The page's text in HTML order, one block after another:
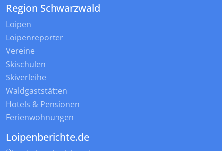
Region Schwarzwald
Loipen
Loipenreporter
Vereine
Skischulen
Skiverleihe
Waldgaststätten
Hotels & Pensionen
Ferienwohnungen
Loipenberichte.de